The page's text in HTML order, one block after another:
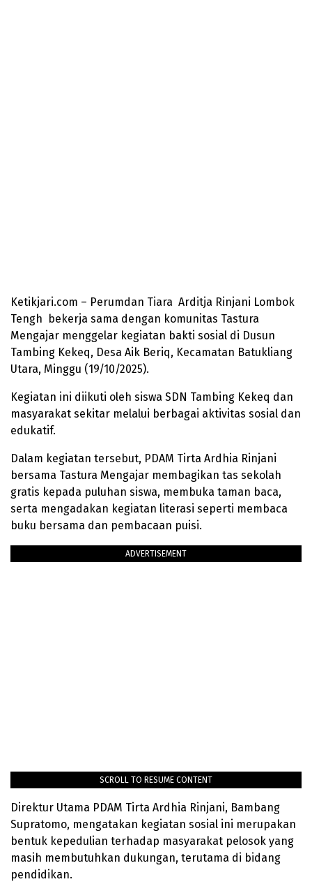
Ketikjari.com – Perumdan Tiara Arditja Rinjani Lombok
Tengh bekerja sama dengan komunitas Tastura
Mengajar menggelar kegiatan bakti sosial di Dusun
Tambing Kekeq, Desa Aik Beriq, Kecamatan Batukliang
Utara, Minggu (19/10/2025).
Kegiatan ini diikuti oleh siswa SDN Tambing Kekeq dan
masyarakat sekitar melalui berbagai aktivitas sosial dan
edukatif.
Dalam kegiatan tersebut, PDAM Tirta Ardhia Rinjani
bersama Tastura Mengajar membagikan tas sekolah
gratis kepada puluhan siswa, membuka taman baca,
serta mengadakan kegiatan literasi seperti membaca
buku bersama dan pembacaan puisi.
ADVERTISEMENT
SCROLL TO RESUME CONTENT
Direktur Utama PDAM Tirta Ardhia Rinjani, Bambang
Supratomo, mengatakan kegiatan sosial ini merupakan
bentuk kepedulian terhadap masyarakat pelosok yang
masih membutuhkan dukungan, terutama di bidang
pendidikan.